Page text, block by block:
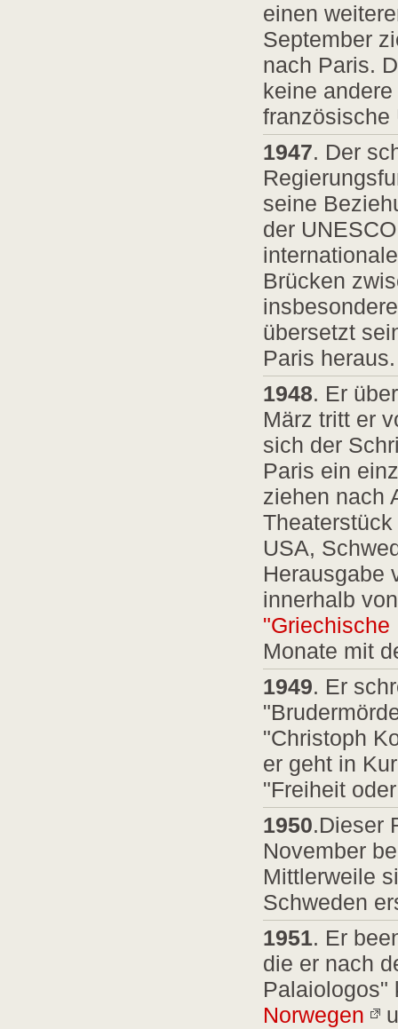
einen
September
nach Paris.
keine
französische
1947. Der
seine
der
Brücken
übersetzt
Paris heraus.
1948. Er
März tritt er
sich der
Paris ein
ziehen nach
USA,
Herausgabe
innerhalb
"Griechische
Monate mit
1949. Er
"Christoph
er geht in
"Freiheit
1950.Dieser
November
Mittlerweile
Schweden
1951. Er
die er nach
Palaiologos"
Norwegen